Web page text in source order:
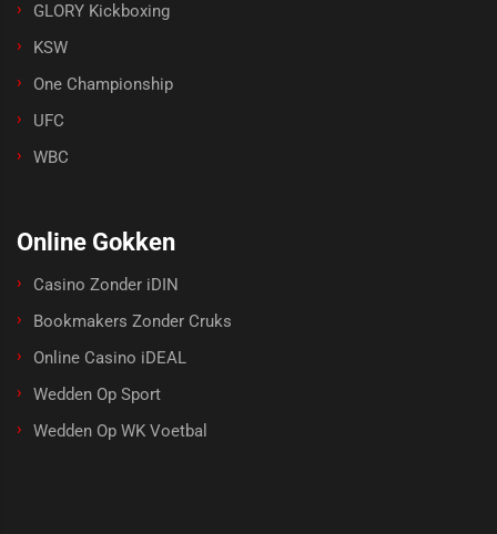
GLORY Kickboxing
KSW
One Championship
UFC
WBC
Online Gokken
Casino Zonder iDIN
Bookmakers Zonder Cruks
Online Casino iDEAL
Wedden Op Sport
Wedden Op WK Voetbal